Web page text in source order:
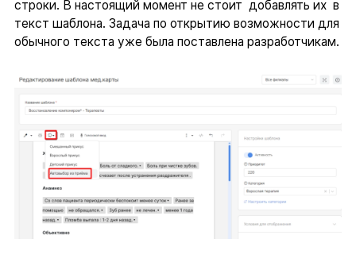
строки. В настоящий момент не стоит добавлять их в
текст шаблона. Задача по открытию возможности для
обычного текста уже была поставлена разработчикам.